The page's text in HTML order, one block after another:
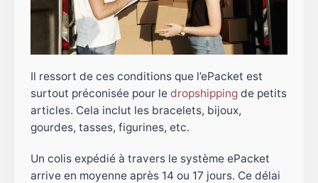
Il ressort de ces conditions que l’ePacket est
surtout préconisée pour ledropshipping de petits
articles. Cela inclut les bracelets, bijoux,
gourdes, tasses, figurines, etc.
Un colis expédié à travers le système ePacket
arrive en moyenne après 14 ou 17 jours. Ce délai